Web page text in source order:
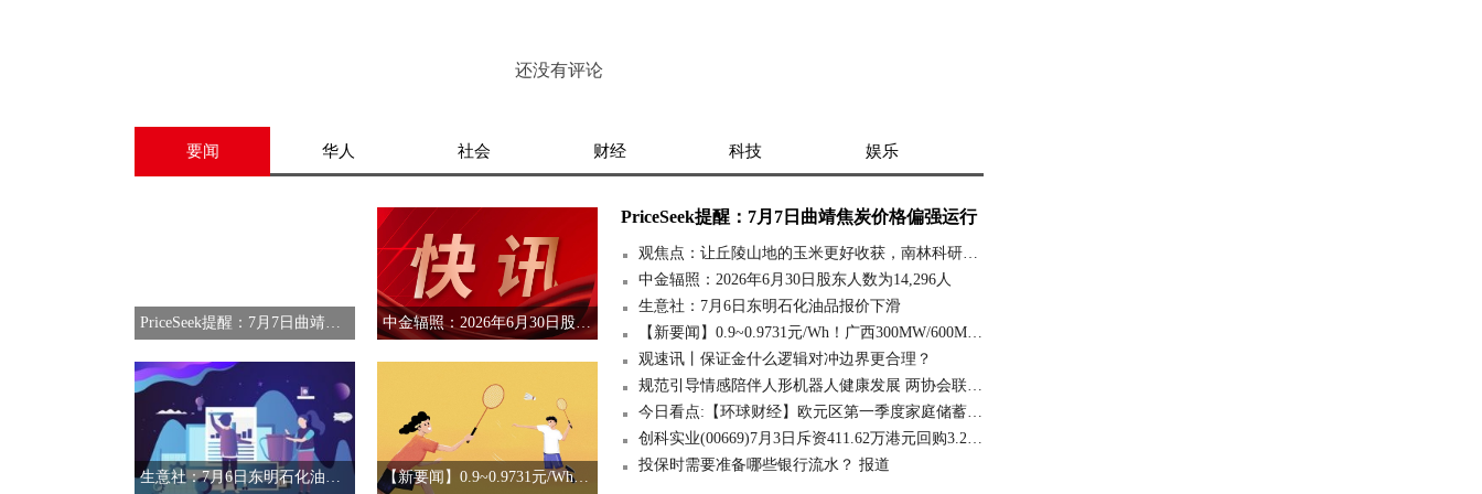
还没有评论
要闻 华人 社会 财经 科技 娱乐
PriceSeek提醒：7月7日曲靖焦炭价格偏强运行 中金辐照：2026年6月30日股东人数为14,296人
生意社：7月6日东明石化油品报价下滑 【新要闻】0.9~0.9731元/Wh！广西300MW/600MWh独立储能项目中标候选人公示！
PriceSeek提醒：7月7日曲靖焦炭价格偏强运行
观焦点：让丘陵山地的玉米更好收获，南林科研团队让科技扎根土地
中金辐照：2026年6月30日股东人数为14,296人
生意社：7月6日东明石化油品报价下滑
【新要闻】0.9~0.9731元/Wh！广西300MW/600MWh独立储能项目中标候选人公示！
观速讯丨保证金什么逻辑对冲边界更合理？
规范引导情感陪伴人形机器人健康发展 两协会联合倡议 快消息
今日看点:【环球财经】欧元区第一季度家庭储蓄率环比持稳 投资率微降
创科实业(00669)7月3日斥资411.62万港元回购3.2万股
投保时需要准备哪些银行流水？ 报道